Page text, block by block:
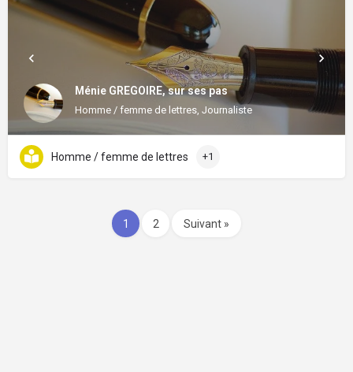
Ménie GREGOIRE, sur ses pas
Homme / femme de lettres, Journaliste
Homme / femme de lettres +1
1 2 Suivant »